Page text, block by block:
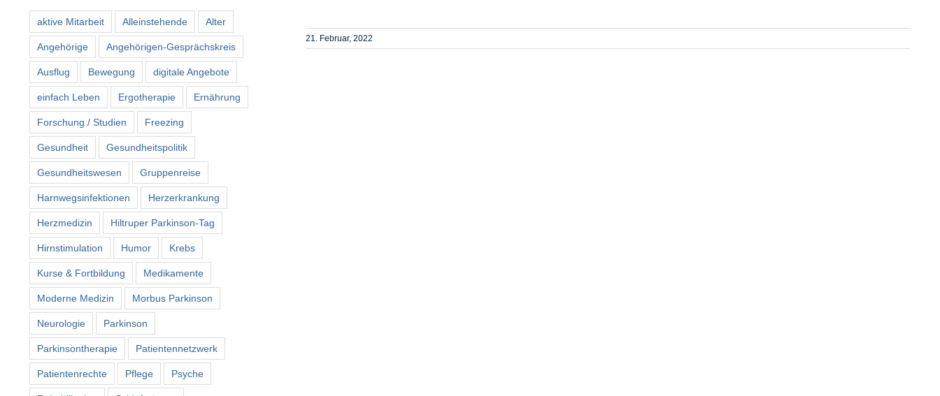
21. Februar, 2022
aktive Mitarbeit Alleinstehende Alter
Angehörige Angehörigen-Gesprächskreis
Ausflug Bewegung digitale Angebote
einfach Leben Ergotherapie Ernährung
Forschung / Studien Freezing
Gesundheit Gesundheitspolitik
Gesundheitswesen Gruppenreise
Harnwegsinfektionen Herzerkrankung
Herzmedizin Hiltruper Parkinson-Tag
Hirnstimulation Humor Krebs
Kurse & Fortbildung Medikamente
Moderne Medizin Morbus Parkinson
Neurologie Parkinson
Parkinsontherapie Patientennetzwerk
Patientenrechte Pflege Psyche